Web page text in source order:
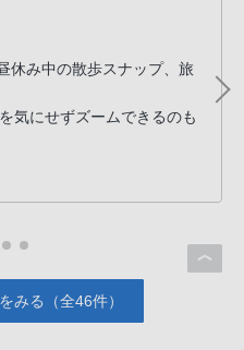
休み中の散歩スナップ、旅
気にせずズームできるのも
みる（全46件）